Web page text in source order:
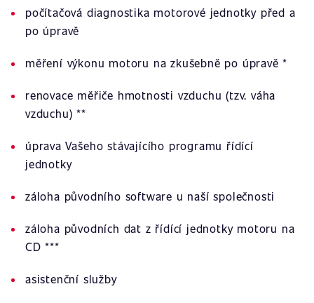
počítačová diagnostika motorové jednotky před a
po úpravě
měření výkonu motoru na zkušebně po úpravě *
renovace měřiče hmotnosti vzduchu (tzv. váha
vzduchu) **
úprava Vašeho stávajícího programu řídící
jednotky
záloha původního software u naší společnosti
záloha původních dat z řídící jednotky motoru na
CD ***
asistenční služby